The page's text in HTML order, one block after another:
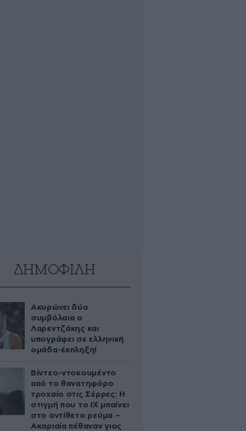
ΔΗΜΟΦΙΛΗ
Ακυρώνει δύο
συμβόλαια ο
Λαρεντζάκης και
υπογράφει σε ελληνική
ομάδα-έκπληξη!
Βίντεο-ντοκουμέντο
από το θανατηφόρο
τροχαίο στις Σέρρες: Η
στιγμή που το ΙΧ μπαίνει
στο αντίθετο ρεύμα –
Ακαριαία πέθαναν γιος